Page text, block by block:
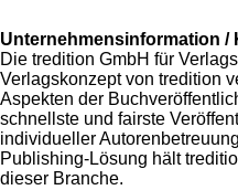
Unternehmensinformation /
Die tredition GmbH für
Verlagskonzept von tredition
Aspekten der
schnellste und fairste
individueller
Publishing-Lösung hält
dieser Branche.